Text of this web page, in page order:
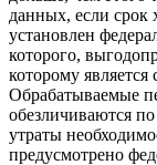
данных, если срок
установлен
которого,
которому
Обрабатываемые
обезличиваются
утраты
предусмотрено